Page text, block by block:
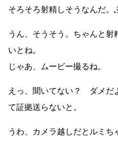
そろそろ射精しそうなんだ。
うん、そうそう。ちゃんと
いとね。
じゃあ、ムービー撮るね。
えっ、聞いてない？ ダメだ
て証拠送らないと。
うわ、カメラ越しだとルミ